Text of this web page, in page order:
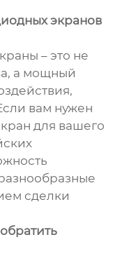
экранов
– это не
а мощный
вам нужен
для вашего
сделки